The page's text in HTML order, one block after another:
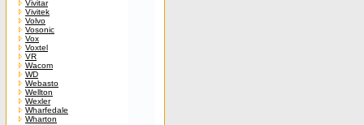
Vivitar
Vivitek
Volvo
Vosonic
Vox
Voxtel
VR
Wacom
WD
Webasto
Wellton
Wexler
Wharfedale
Wharton